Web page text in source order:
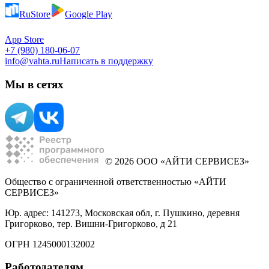
RuStore Google Play
App Store
+7 (980) 180-06-07
info@vahta.ruНаписать в поддержку
Мы в сетях
© 2026 ООО «АЙТИ СЕРВИСЕЗ»
Общество с ограниченной ответственностью «АЙТИ
СЕРВИСЕЗ»
Юр. адрес: 141273, Московская обл, г. Пушкино, деревня
Григорково, тер. Вишни-Григорково, д 21
ОГРН 1245000132002